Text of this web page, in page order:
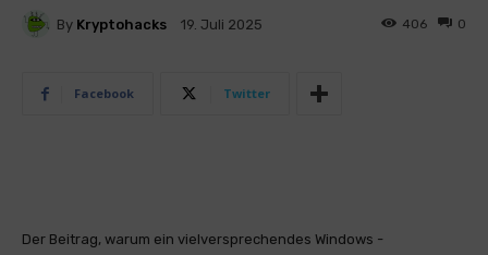
By Kryptohacks 19. Juli 2025 0
406
Facebook Twitter
Der Beitrag, warum ein vielversprechendes Windows -